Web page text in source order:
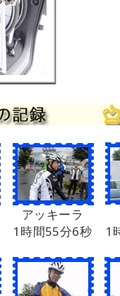
アッキーラ
1時間55分6秒 1